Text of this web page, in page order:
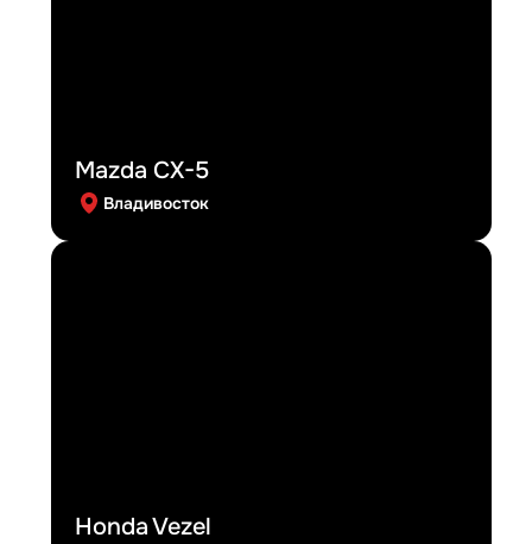
Mazda CX-5
Владивосток
Honda Vezel